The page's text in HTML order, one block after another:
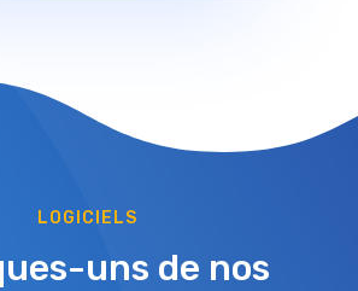
LOGICIELS
uns de nos